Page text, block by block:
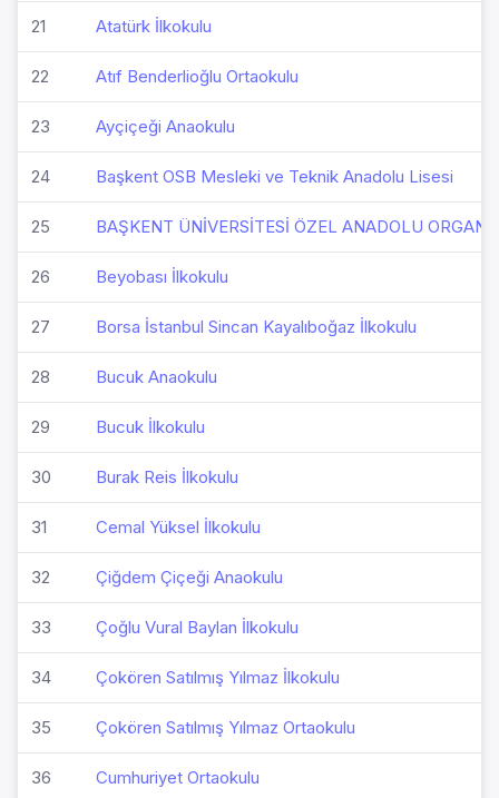
21 Atatürk İlkokulu
22 Atıf Benderlioğlu Ortaokulu
23 Ayçiçeği Anaokulu
24 Başkent OSB Mesleki ve Teknik Anadolu Lisesi
25 BAŞKENT ÜNİVERSİTESİ ÖZEL ANADOLU
26 Beyobası İlkokulu
27 Borsa İstanbul Sincan Kayalıboğaz İlkokulu
28 Bucuk Anaokulu
29 Bucuk İlkokulu
30 Burak Reis İlkokulu
31 Cemal Yüksel İlkokulu
32 Çiğdem Çiçeği Anaokulu
33 Çoğlu Vural Baylan İlkokulu
34 Çokören Satılmış Yılmaz İlkokulu
35 Çokören Satılmış Yılmaz Ortaokulu
36 Cumhuriyet Ortaokulu